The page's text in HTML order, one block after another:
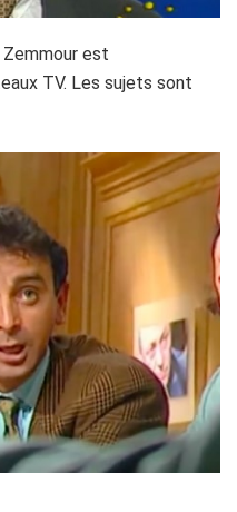
Zemmour est
TV. Les sujets sont